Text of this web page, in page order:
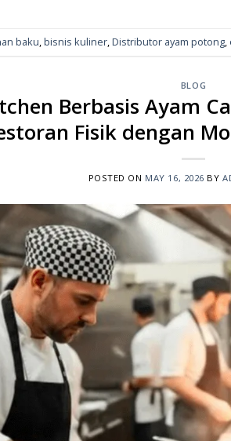
baku,bisnis kuliner,Distributor ayam potong,
BLOG
Berbasis Ayam
Fisik dengan
POSTED ON MAY 16, 2026 BY